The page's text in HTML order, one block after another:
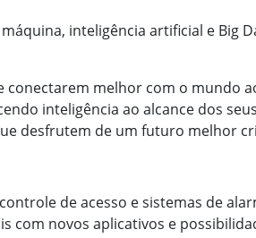
inteligência artificial e Big
conectarem melhor com o mundo
inteligência ao alcance dos
desfrutem de um futuro melhor
de acesso e sistemas de
com novos aplicativos e